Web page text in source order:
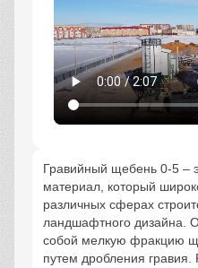
Гравийный щебень 0-5 –
материал, который
различных сферах
ландшафтного дизайна.
собой мелкую фракцию
путем дробления гравия.